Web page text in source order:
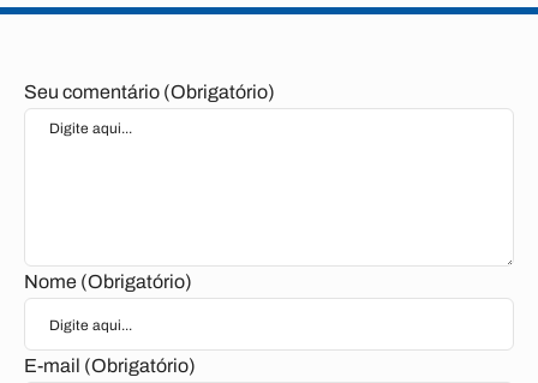
Seu comentário (Obrigatório)
Nome (Obrigatório)
E-mail (Obrigatório)